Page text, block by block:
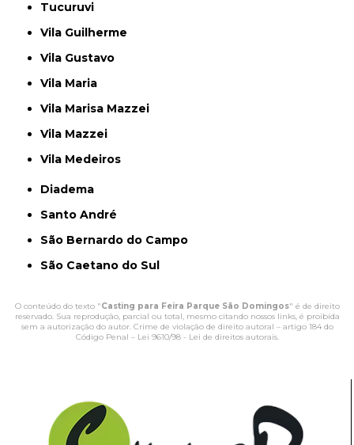
Tucuruvi
Vila Guilherme
Vila Gustavo
Vila Maria
Vila Marisa Mazzei
Vila Mazzei
Vila Medeiros
Diadema
Santo André
São Bernardo do Campo
São Caetano do Sul
O conteúdo do texto "Casting para Feira Parque São Domingos" é de direito
reservado. Sua reprodução, parcial ou total, mesmo citando nossos links, é proibida
sem a autorização do autor. Crime de violação de direito autoral – artigo 184 do
Código Penal – Lei 9610/98 - Lei de direitos autorais.